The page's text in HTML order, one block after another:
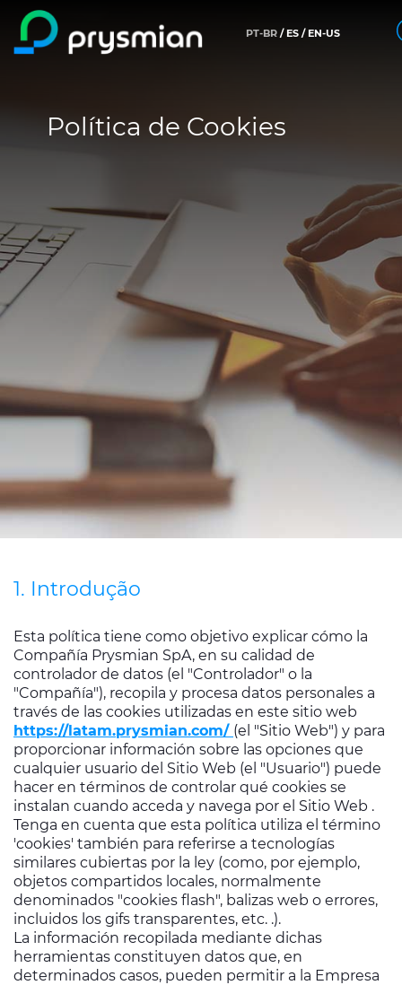
prysmian.skip_to_main_content
PT-BR ES EN-US
Aplicações
Pessoas & Carreiras
Insight
Imprensa
Política de Cookies
1. Introdução
Esta política tiene como objetivo explicar cómo la
Compañía Prysmian SpA, en su calidad de
controlador de datos (el "Controlador" o la
"Compañía"), recopila y procesa datos personales a
través de las cookies utilizadas en este sitio web
https://latam.prysmian.com/ (el "Sitio Web") y para
proporcionar información sobre las opciones que
cualquier usuario del Sitio Web (el "Usuario") puede
hacer en términos de controlar qué cookies se
instalan cuando acceda y navega por el Sitio Web .
Tenga en cuenta que esta política utiliza el término
'cookies' también para referirse a tecnologías
similares cubiertas por la ley (como, por ejemplo,
objetos compartidos locales, normalmente
denominados "cookies flash", balizas web o errores,
incluidos los gifs transparentes, etc. .).
La información recopilada mediante dichas
herramientas constituyen datos que, en
determinados casos, pueden permitir a la Empresa